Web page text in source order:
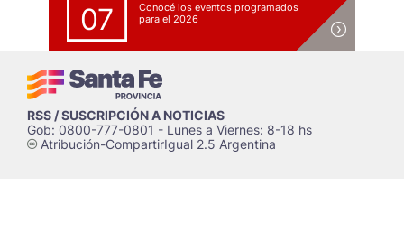
07
Conocé los eventos programados
para el 2026
RSS / SUSCRIPCIÓN A NOTICIAS
Gob: 0800-777-0801 - Lunes a Viernes: 8-18 hs
cAtribución-CompartirIgual 2.5 Argentina